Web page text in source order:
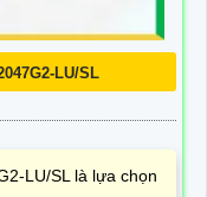
LU/SL
LU/SL là lựa chọn